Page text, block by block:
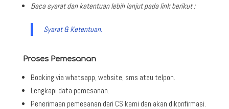
Baca syarat dan ketentuan lebih lanjut pada link berikut :
Syarat & Ketentuan.
Proses Pemesanan
Booking via whatsapp, website, sms atau telpon.
Lengkapi data pemesanan.
Penerimaan pemesanan dari CS kami dan akan dikonfirmasi.